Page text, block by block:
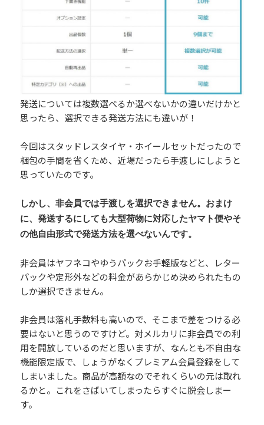
発送については複数選べるか選べないかの違いだけかと
思ったら、選択できる発送方法にも違いが！
今回はスタッドレスタイヤ・ホイールセットだったので
梱包の手間を省くため、近場だったら手渡しにしようと
思っていたのです。
しかし、非会員では手渡しを選択できません。おまけ
に、発送するにしても大型荷物に対応したヤマト便やそ
の他自由形式で発送方法を選べないんです。
非会員はヤフネコやゆうパックお手軽版などと、レター
パックや定形外などの料金があらかじめ決められたもの
しか選択できません。
非会員は落札手数料も高いので、そこまで差をつける必
要はないと思うのですけど。対メルカリに非会員での利
用を開放しているのだと思いますが、なんとも不自由な
機能限定版で、しょうがなくプレミアム会員登録をして
しまいました。商品が高額なのでそれくらいの元は取れ
るかと。これをさばいてしまったらすぐに脱会しまー
す。